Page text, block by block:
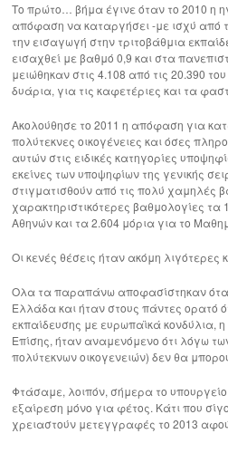
Το πρώτο… βήμα έγινε όταν το 2010 η
απόφαση να καταργήσει -με ισχύ από
την εισαγωγή στην τριτοβάθμια
εισαχθεί με βαθμό 0,9 και στα
μειώθηκαν στις 4.108 από τις 20.390
δυάρια, για τις καφετέριες και τα
Ακολούθησε το 2011 η απόφαση για
πολύτεκνες οικογένειες και όσες
αυτών στις ειδικές κατηγορίες
εκείνες των υποψηφίων της γενικής
στιγματισθούν από τις πολύ χαμηλές
χαρακτηριστικότερες βαθμολογίες
Αθηνών και τα 2.604 μόρια για το
Οι κενές θέσεις ήταν ακόμη λιγότερες
Ολα τα παραπάνω αποφασίστηκαν όταν
Ελλάδα και ήταν στους πάντες ορατό
εκπαίδευσης με ευρωπαϊκά κονδύλια,
Επίσης, ήταν αναμενόμενο ότι λόγω
πολύτεκνων οικογενειών) δεν θα
Φτάσαμε, λοιπόν, σήμερα το
εξαίρεση μόνο για φέτος. Κάτι που
χρειαστούν μετεγγραφές το 2013